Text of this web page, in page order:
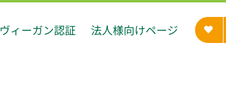
ヴィーガン認証 法人様向けページ